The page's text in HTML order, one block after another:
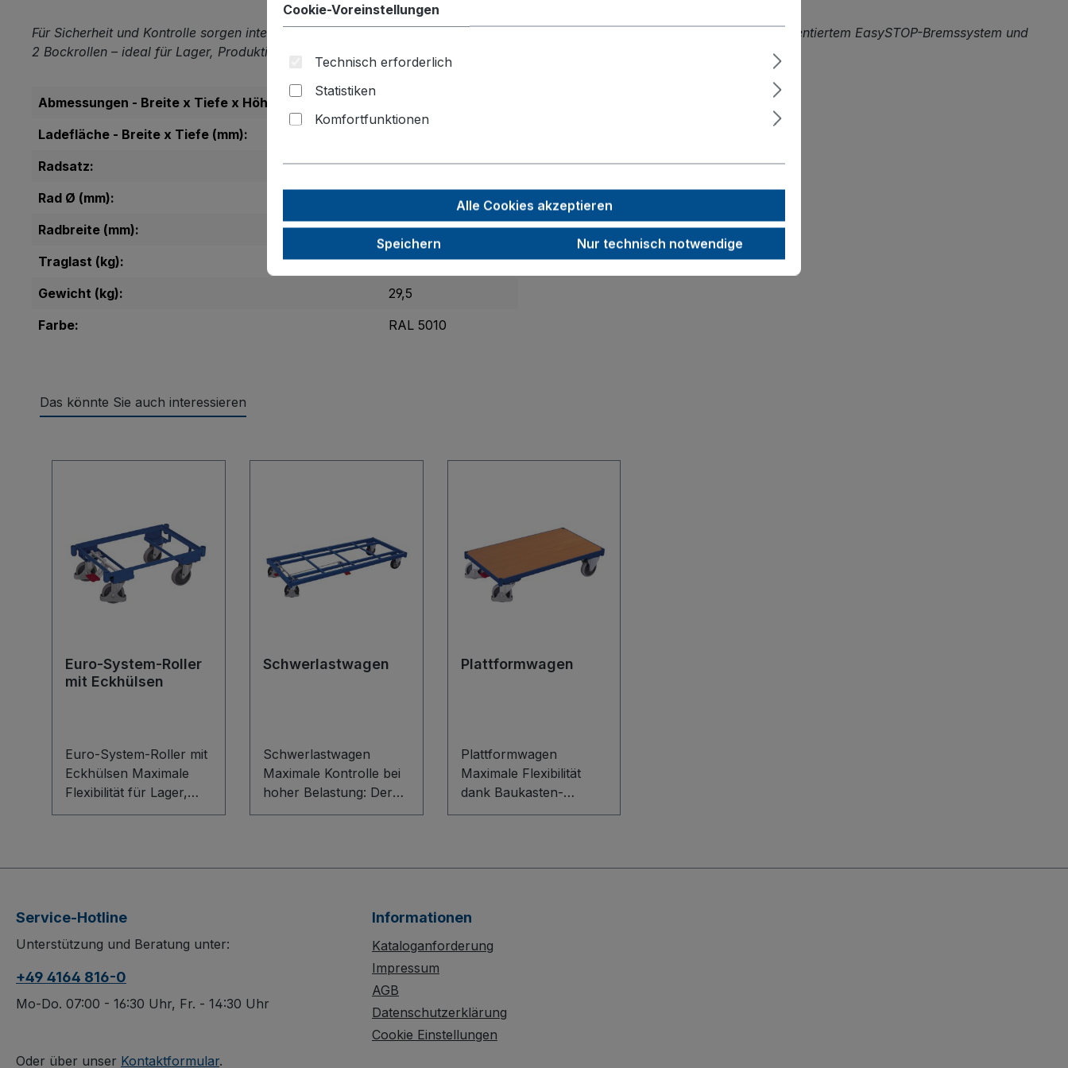
Für Sicherheit und Kontrolle sorgen integrierter Fußschutz, praktische Fangecken , Befestigungsösen sowie 2 Lenkrollen mit patentiertem EasySTOP-Bremssystem und
2 Bockrollen – ideal für Lager, Produktion und Versandbereiche.
Abmessungen - Breite x Tiefe x Höhe (mm):
Ladefläche - Breite x Tiefe (mm):
Radsatz:
Elastikvollgummi
Rad Ø (mm):
Radbreite (mm):
50
Traglast (kg):
1200
Gewicht (kg):
29,5
Farbe:
RAL 5010
Das könnte Sie auch interessieren
Euro-System-Roller
mit Eckhülsen
Euro-System-Roller mit
Eckhülsen Maximale
Flexibilität für Lager,
Produktion und
Eckhülsen ist die
aus Winkelstahl für
Kunststoffkisten im
Die dauerhaft
oberflächengeschützte,
lange Einsatzzeiten. Vier
Schwerlastwagen
Schwerlastwagen
Maximale Kontrolle bei
hoher Belastung: Der
Schwerlastwagen im
durch eine stabile
oberflächengeschützt
laufende, graue Räder
aus thermoplastischem
Elastikvollgummi mit
Plattformwagen
Plattformwagen
Maximale Flexibilität
dank Baukasten-
System mit innovativem
Bodenkonstruktion. Die
dauerhaft
oberflächengeschützt,
„spurlos“ laufende
Bereifung aus
Service-Hotline
Unterstützung und Beratung unter:
+49 4164 816-0
Mo-Do. 07:00 - 16:30 Uhr, Fr. - 14:30 Uhr
Oder über unser Kontaktformular.
Informationen
Kataloganforderung
Impressum
AGB
Datenschutzerklärung
Cookie Einstellungen
Cookie-Voreinstellungen
Technisch erforderlich
Statistiken
Komfortfunktionen
Alle Cookies akzeptieren
Speichern Nur technisch notwendige